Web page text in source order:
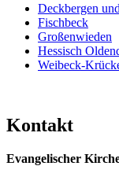
Deckbergen
Fischbeck
Großenwieden
Hessisch
Weibeck-
Kontakt
Evangelischer